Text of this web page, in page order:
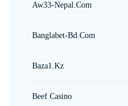
Aw33-Nepal.com
Banglabet-Bd.com
Baza1.kz
Beef Casino